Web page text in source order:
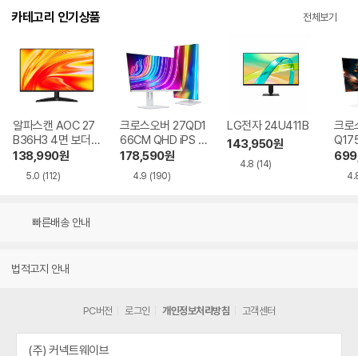
카테고리 인기상품 전체보기
알파스캔 AOC 27
B36H3 4면 보더리
스 IPS 120 시력보
호 무결점
138,990원
5.0 (112)
크로스오버 27QD1
66CM QHD iPS U
SB-C 화이트 Ai 멀
티스탠드
178,590원
4.9 (190)
LG전자 24U411B
143,950원
4.8 (14)
크로
Ai
빠른배송 안내
법적고지 안내
PC버전 로그인 개인정보처리방침 고객센터
(주) 커넥트웨이브